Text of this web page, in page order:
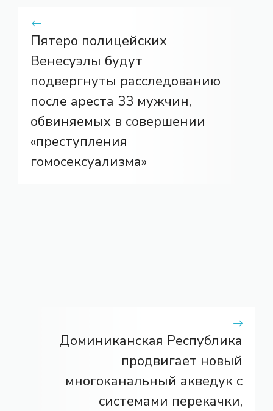
Пятеро полицейских
Венесуэлы будут
подвергнуты расследованию
после ареста 33 мужчин,
обвиняемых в совершении
«преступления
гомосексуализма»
Доминиканская Республика
продвигает новый
многоканальный акведук с
системами перекачки,